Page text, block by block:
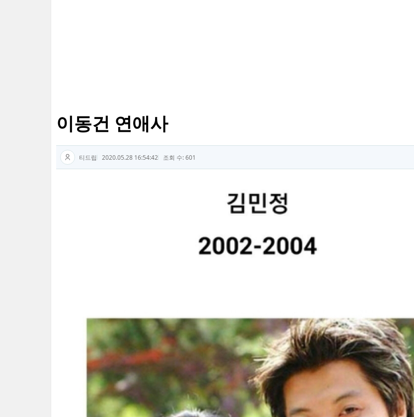
이동건 연애사
티드립 2020.05.28 16:54:42 조회 수: 601